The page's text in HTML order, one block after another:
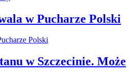
w Pucharze Polski
w Szczecinie. Może